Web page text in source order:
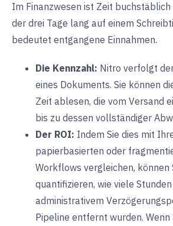
Im Finanzwesen ist Zeit buchstäblich
der drei Tage lang auf einem
bedeutet entgangene Einnahmen.
Die Kennzahl: Nitro verfolgt
eines Dokuments. Sie können
Zeit ablesen, die vom Versand
bis zu dessen vollständiger
Der ROI: Indem Sie dies mit
papierbasierten oder
Workflows vergleichen, können
quantifizieren, wie viele
administrativem
Pipeline entfernt wurden. Wenn